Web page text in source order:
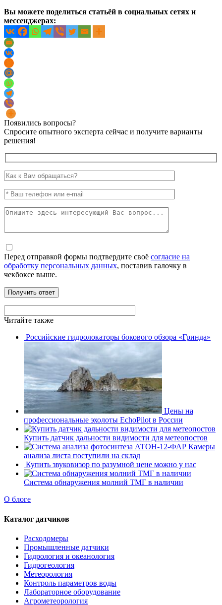
Вы можете поделиться статьёй в социальных сетях и
мессенджерах:
Появились вопросы?
Спросите опытного эксперта сейчас и получите варианты
решения!
Перед отправкой формы подтвердите своё согласие на
обработку персональных данных, поставив галочку в
чекбоксе выше.
Читайте также
Российские гидролокаторы бокового обзора «Гринда»
Цены на
профессиональные эхолоты EchoPilot в России
Купить датчик дальности видимости для метеопостов
Камеры
анализа листа поступили на склад
Купить звуковизор по разумной цене можно у нас
Система обнаружения молний ТМГ в наличии
О блоге
Каталог датчиков
Расходомеры
Промышленные датчики
Гидрология и океанология
Гидрогеология
Метеорология
Контроль параметров воды
Лабораторное оборудование
Агрометеорология